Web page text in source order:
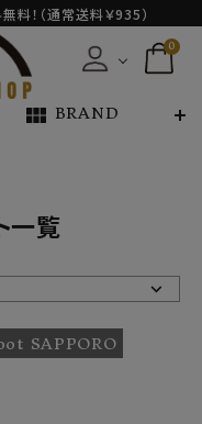
！（通常送料￥935）
0
view_module BRAND
一覧
SAPPORO